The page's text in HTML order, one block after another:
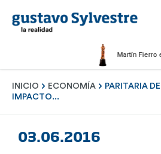
Martín Fierro en
INICIO ECONOMÍA
PARITARIA
IMPACTO...
03.06.2016